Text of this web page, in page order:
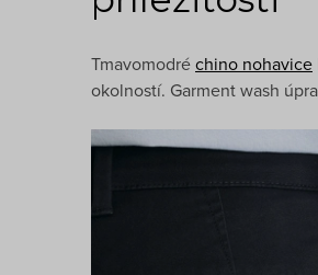
Tmavomodréchino nohavice
okolností. Garment wash